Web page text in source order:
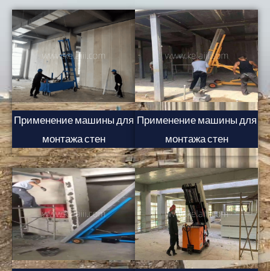
Применение машины для
монтажа стен
Применение машины для
монтажа стен